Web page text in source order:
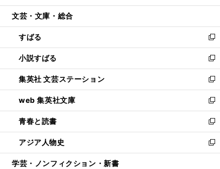
開
ウ
開
く
ン
ウ
で
開
く
ウ
ン
ド
ウ
で
開
く
文芸・文庫・総合
すばる
新
し
い
ウ
ィ
ン
ド
ウ
で
開
く
小説すばる
新
し
い
ウ
ィ
ン
ド
ウ
で
開
集英社 文芸ステーション
新
し
い
ウ
ィ
ン
ド
ウ
web 集英社文庫
新
し
い
ウ
ィ
ン
青春と読書
新
し
い
ウ
アジア人物史
新
し
学芸・ノンフィクション・新書